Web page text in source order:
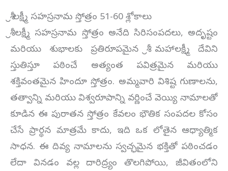
శ్రీ లక్ష్మీ సహస్రనామ స్తోత్రం 51-60 శ్లోకాలు
శ్రీ లక్ష్మీ సహస్రనామ స్తోత్రం అనేది సిరిసంపదలు, అదృష్టం
మరియు శుభాలకు ప్రతిరూపమైన శ్రీ మహాలక్ష్మీ దేవిని
స్తుతిస్తూ పఠించే అత్యంత పవిత్రమైన మరియు
శక్తివంతమైన హిందూ స్తోత్రం. అమ్మవారి విశిష్ట గుణాలను,
తత్వాన్ని మరియు విశ్వరూపాన్ని వర్ణించే వెయ్యి నామాలతో
కూడిన ఈ పురాతన స్తోత్రం కేవలం భౌతిక సంపదల కోసం
చేసే ప్రార్థన మాత్రమే కాదు, ఇది ఒక లోతైన ఆధ్యాత్మిక
సాధన. ఈ దివ్య నామాలను స్వచ్ఛమైన భక్తితో పఠించడం
లేదా వినడం వల్ల దారిద్ర్యం తొలగిపోయి, జీవితంలోని